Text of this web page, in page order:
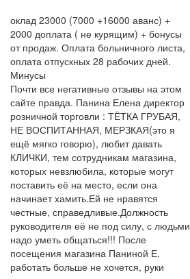
оклад 23000 (7000 +16000 аванс) +
2000 доплата ( не курящим) + бонусы
от продаж. Оплата больничного листа,
оплата отпускных 28 рабочих дней.
Минусы
Почти все негативные отзывы на этом
сайте правда. Панина Елена директор
розничной торговли : ТЁТКА ГРУБАЯ,
НЕ ВОСПИТАННАЯ, МЕРЗКАЯ(это я
ещё мягко говорю), любит давать
КЛИЧКИ, тем сотрудникам магазина,
которых невзлюбила, которые могут
поставить её на место, если она
начинает хамить.Ей не нравятся
честные, справедливые.Должность
руководителя её не под силу, с людьми
надо уметь общаться!!! После
посещения магазина Паниной Е.
работать больше не хочется, руки